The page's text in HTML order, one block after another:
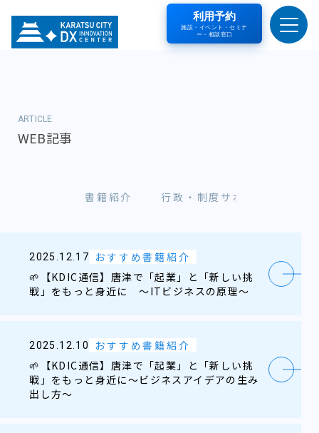
利用予約
施設・イベント・セミナ
ー・相談窓口
ARTICLE
WEB記事
おすすめ書籍紹介 行政・制度サポート情報
2025.12.17
おすすめ書籍紹介
🌱【KDIC通信】唐津で「起業」と「新しい挑
戦」をもっと身近に ～ITビジネスの原理～
2025.12.10
おすすめ書籍紹介
🌱【KDIC通信】唐津で「起業」と「新しい挑
戦」をもっと身近に～ビジネスアイデアの生み
出し方～